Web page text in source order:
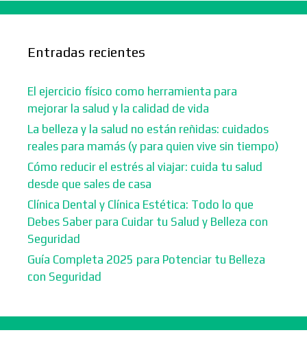
Entradas recientes
El ejercicio físico como herramienta para
mejorar la salud y la calidad de vida
La belleza y la salud no están reñidas: cuidados
reales para mamás (y para quien vive sin tiempo)
Cómo reducir el estrés al viajar: cuida tu salud
desde que sales de casa
Clínica Dental y Clínica Estética: Todo lo que
Debes Saber para Cuidar tu Salud y Belleza con
Seguridad
Guía Completa 2025 para Potenciar tu Belleza
con Seguridad